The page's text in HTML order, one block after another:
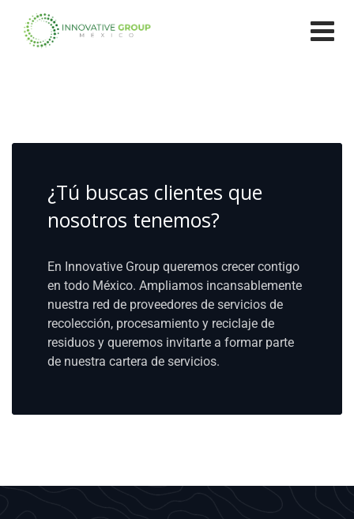
content
¿Tú buscas clientes que
nosotros tenemos?
En Innovative Group queremos crecer contigo
en todo México. Ampliamos incansablemente
nuestra red de proveedores de servicios de
recolección, procesamiento y reciclaje de
residuos y queremos invitarte a formar parte
de nuestra cartera de servicios.